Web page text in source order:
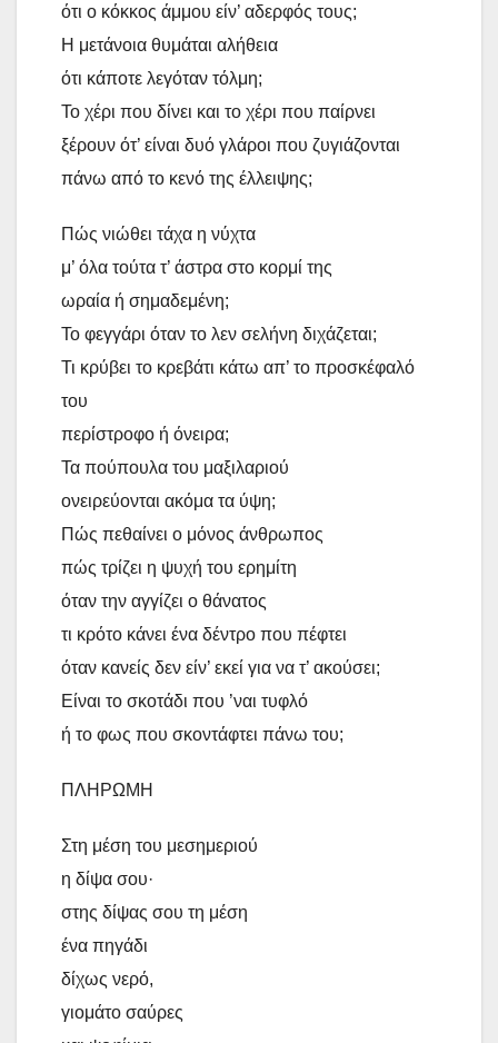
ότι ο κόκκος άμμου είν’ αδερφός τους;
Η μετάνοια θυμάται αλήθεια
ότι κάποτε λεγόταν τόλμη;
Το χέρι που δίνει και το χέρι που παίρνει
ξέρουν ότ’ είναι δυό γλάροι που ζυγιάζονται
πάνω από το κενό της έλλειψης;
Πώς νιώθει τάχα η νύχτα
μ’ όλα τούτα τ’ άστρα στο κορμί της
ωραία ή σημαδεμένη;
Το φεγγάρι όταν το λεν σελήνη διχάζεται;
Τι κρύβει το κρεβάτι κάτω απ’ το προσκέφαλό
του
περίστροφο ή όνειρα;
Τα πούπουλα του μαξιλαριού
ονειρεύονται ακόμα τα ύψη;
Πώς πεθαίνει ο μόνος άνθρωπος
πώς τρίζει η ψυχή του ερημίτη
όταν την αγγίζει ο θάνατος
τι κρότο κάνει ένα δέντρο που πέφτει
όταν κανείς δεν είν’ εκεί για να τ’ ακούσει;
Είναι το σκοτάδι που ’ναι τυφλό
ή το φως που σκοντάφτει πάνω του;
ΠΛΗΡΩΜΗ
Στη μέση του μεσημεριού
η δίψα σου·
στης δίψας σου τη μέση
ένα πηγάδι
δίχως νερό,
γιομάτο σαύρες